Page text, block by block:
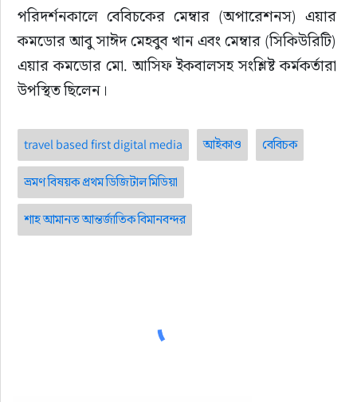
পরিদর্শনকালে বেবিচকের মেম্বার (অপারেশনস) এয়ার
কমডোর আবু সাঈদ মেহবুব খান এবং মেম্বার (সিকিউরিটি)
এয়ার কমডোর মো. আসিফ ইকবালসহ সংশ্লিষ্ট কর্মকর্তারা
উপস্থিত ছিলেন।
travel based first digital media আইকাও বেবিচক
ভ্রমণ বিষয়ক প্রথম ডিজিটাল মিডিয়া
শাহ আমানত আন্তর্জাতিক বিমানবন্দর